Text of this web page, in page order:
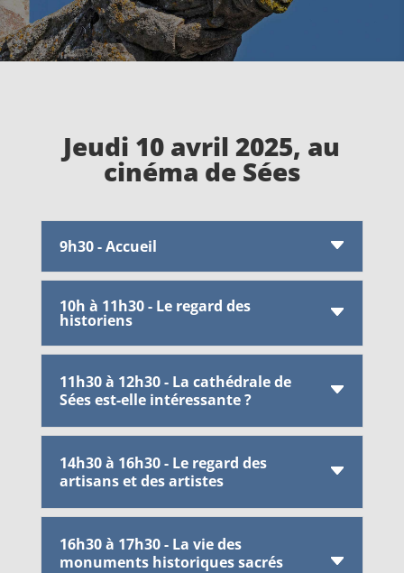
Jeudi 10 avril 2025, au
cinéma de Sées
9h30 - Accueil
10h à 11h30 - Le regard des
historiens
11h30 à 12h30 - La cathédrale de
Sées est-elle intéressante ?
14h30 à 16h30 - Le regard des
artisans et des artistes
16h30 à 17h30 - La vie des
monuments historiques sacrés